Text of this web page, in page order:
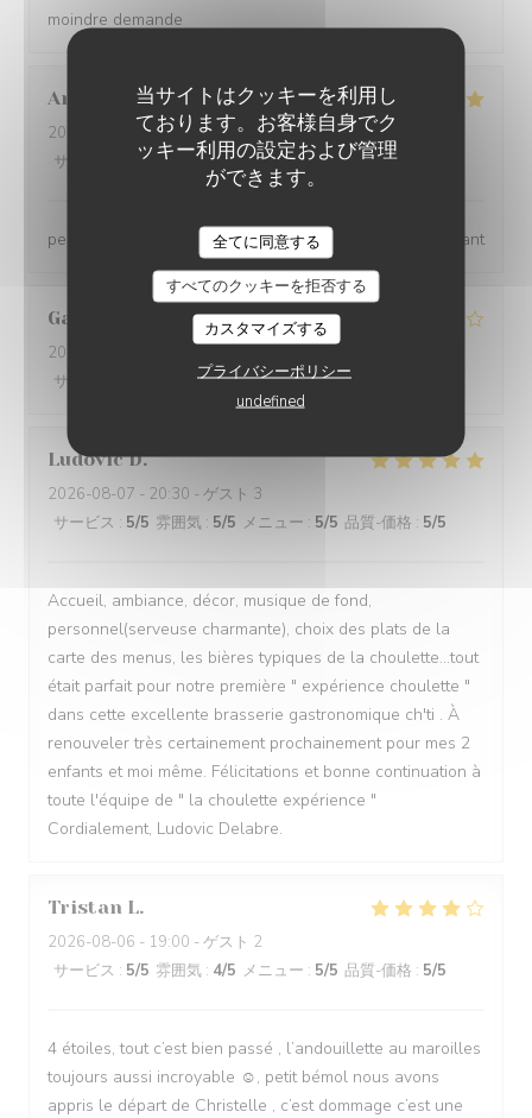
当サイトはクッキーを利用し
ております。お客様自身でク
ッキー利用の設定および管理
ができます。
全てに同意する
すべてのクッキーを拒否する
カスタマイズする
プライバシーポリシー
undefined
moindre demande
Anne
2026-08-07
- 13:00 - ゲスト 4
サービス
/5 雰囲気: 5 /5 メニュー: 5/5 品質-価格
personnel qualifié, très agréable, aimable. repas excellant
Gaetan
2026-08-08
サービス
雰囲気:4/5 メニュー:4/5 品質-価格
Ludovic D
2026-08-07 - 20:30 - ゲスト 3
サービス : 5/5 雰囲気 : 5/5 メニュー : 5/5 品質-価格 : 5/5
Accueil, ambiance, décor, musique de fond,
personnel(serveuse charmante), choix des plats de la
carte des menus, les bières typiques de la choulette...tout
était parfait pour notre première " expérience choulette "
dans cette excellente brasserie gastronomique ch'ti . À
renouveler très certainement prochainement pour mes 2
enfants et moi même. Félicitations et bonne continuation à
toute l'équipe de " la choulette expérience "
Cordialement, Ludovic Delabre.
Tristan L
2026-08-06 - 19:00 - ゲスト 2
サービス : 5/5 雰囲気 : 4/5 メニュー : 5/5 品質-価格 : 5/5
4 étoiles, tout c’est bien passé , l’andouillette au maroilles
toujours aussi incroyable ☺️, petit bémol nous avons
appris le départ de Christelle , c’est dommage c’est une